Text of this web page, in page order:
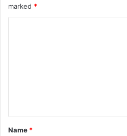
marked *
Name *